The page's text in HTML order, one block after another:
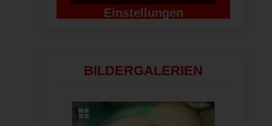
Einstellungen
BILDERGALERIEN